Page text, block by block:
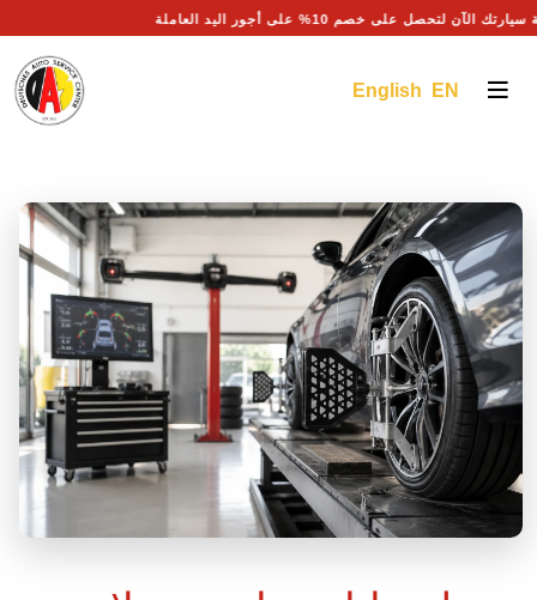
صيانة سيارتك الآن لتحصل على خصم 10% على أجور اليد العاملة
English EN